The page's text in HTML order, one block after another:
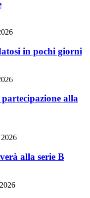
in pochi giorni
alla
alla serie B